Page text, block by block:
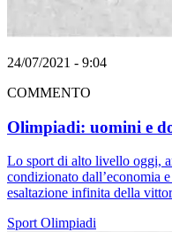
24/07/2021 - 9:04
COMMENTO
Olimpiadi: uomini e
Lo sport di alto livello oggi,
condizionato dall’economia
esaltazione infinita della
SportOlimpiadi